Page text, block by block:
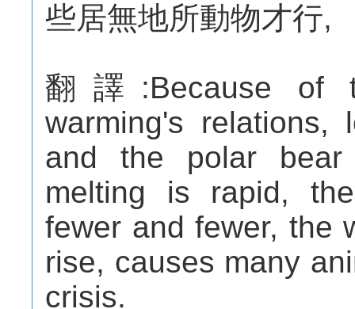
些居無地所動物才行,
翻譯:Because of
warming's relations,
and the polar
melting is rapid,
fewer and fewer, the
rise, causes many
crisis.